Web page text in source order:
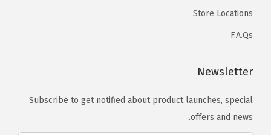
Store Locations
F.A.Qs
Newsletter
Subscribe to get notified about product launches, special
offers and news.